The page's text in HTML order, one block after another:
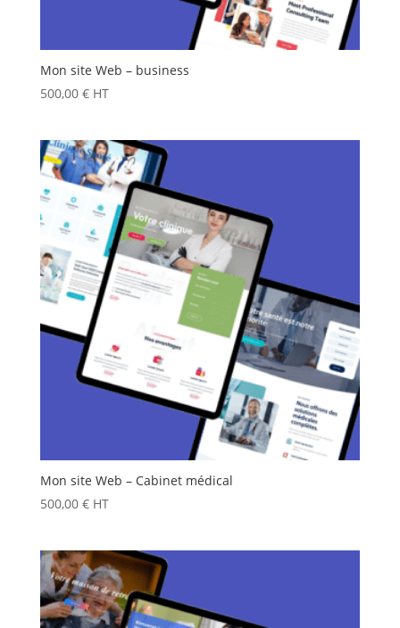
Mon site Web – business
500,00 € HT
Mon site Web – Cabinet médical
500,00 € HT